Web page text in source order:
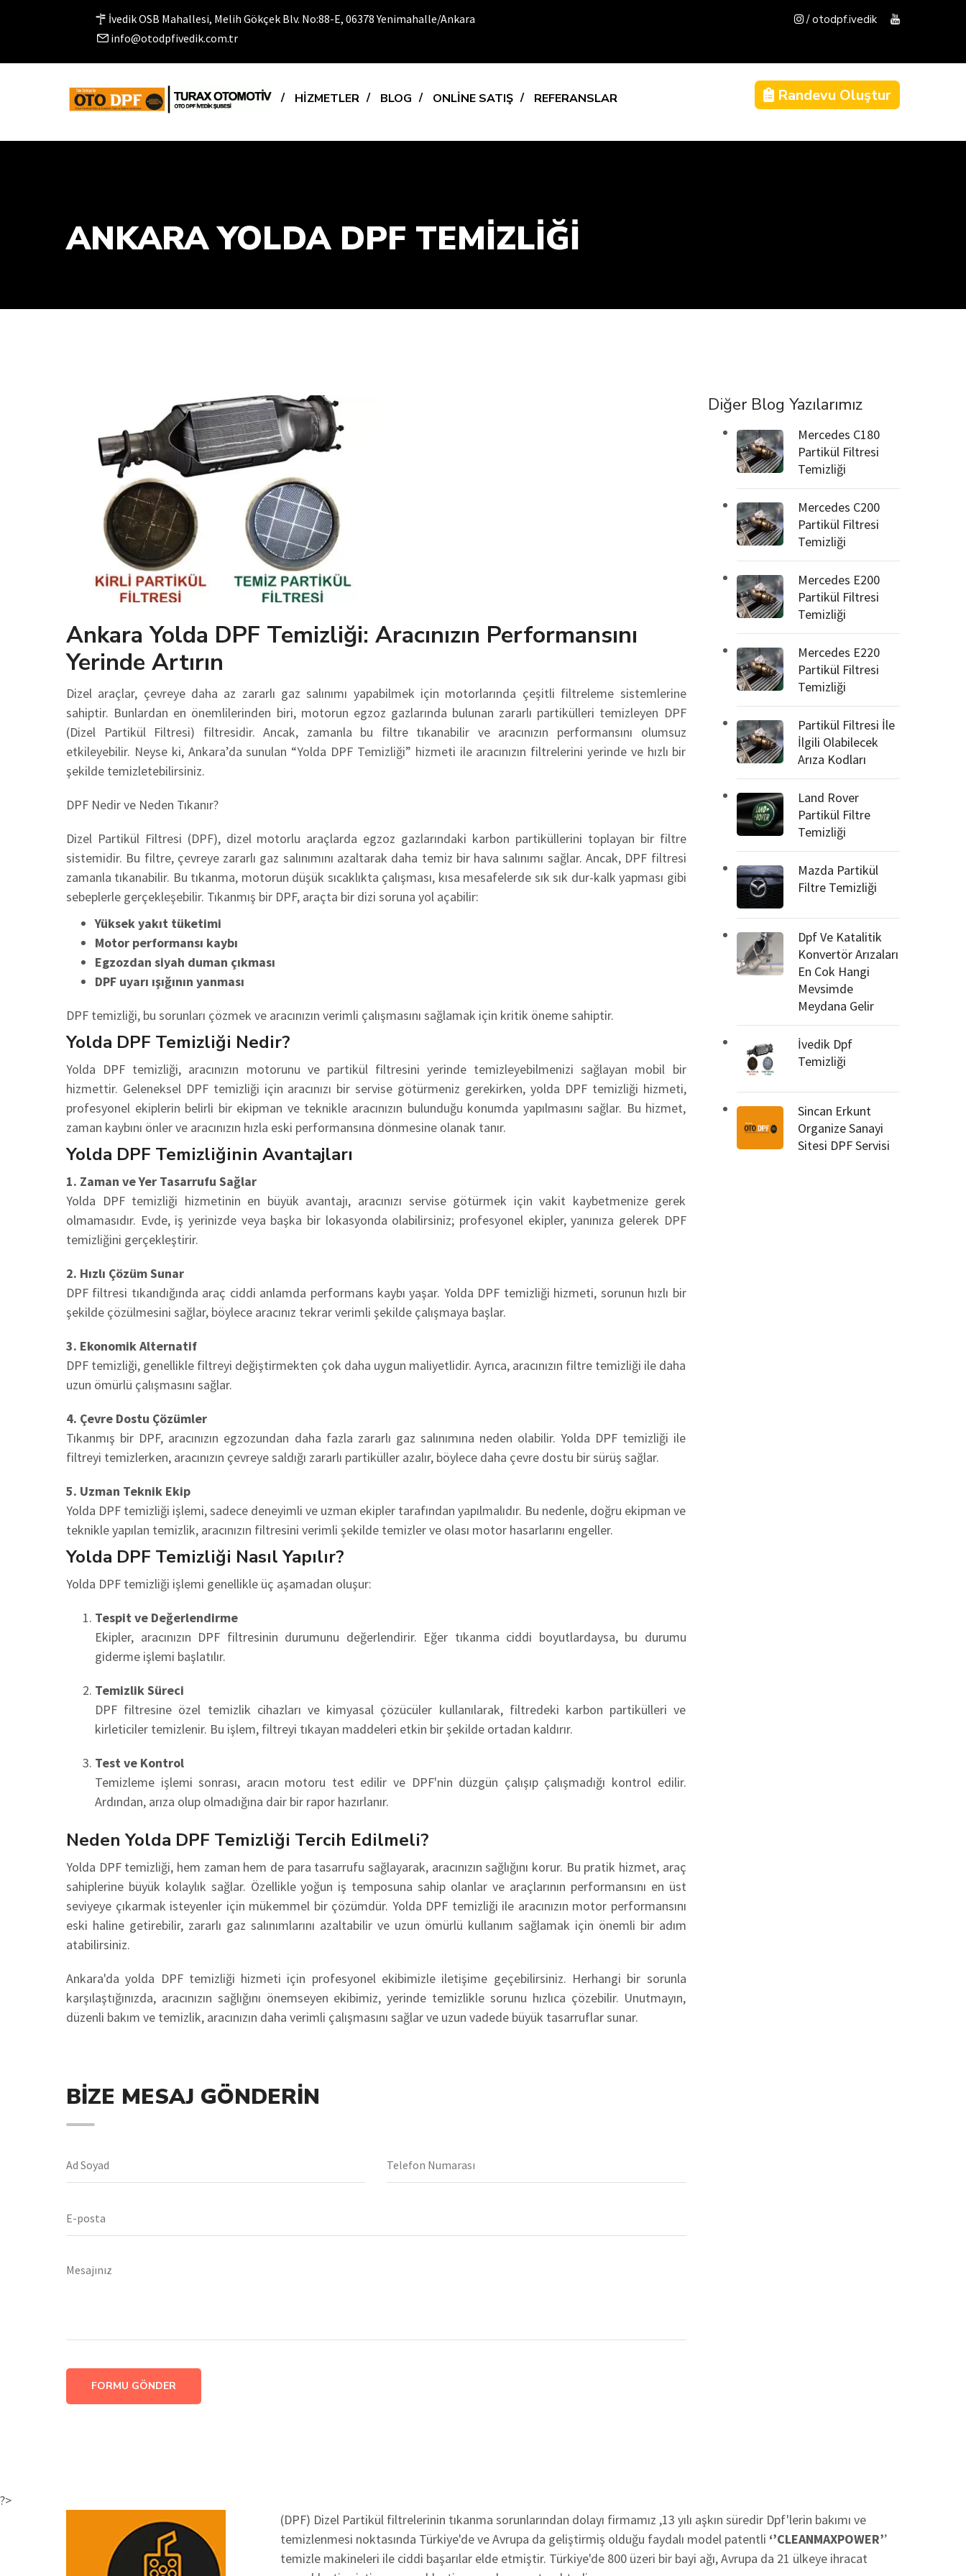
İvedik OSB Mahallesi, Melih Gökçek Blv. No:88-E, 06378 Yenimahalle/Ankara
info@otodpfivedik.com.tr
/ otodpf.ivedik
HAKKIMIZDA HİZMETLER BLOG ONLİNE SATIŞ REFERANSLAR Randevu Oluştur
ANKARA YOLDA DPF TEMIZLIĞI
Ankara Yolda DPF Temizliği: Aracınızın Performansını
Yerinde Artırın
Dizel araçlar, çevreye daha az zararlı gaz salınımı yapabilmek için motorlarında çeşitli filtreleme sistemlerine
sahiptir. Bunlardan en önemlilerinden biri, motorun egzoz gazlarında bulunan zararlı partikülleri temizleyen DPF
(Dizel Partikül Filtresi) filtresidir. Ancak, zamanla bu filtre tıkanabilir ve aracınızın performansını olumsuz
etkileyebilir. Neyse ki, Ankara’da sunulan “Yolda DPF Temizliği” hizmeti ile aracınızın filtrelerini yerinde ve hızlı bir
şekilde temizletebilirsiniz.
DPF Nedir ve Neden Tıkanır?
Dizel Partikül Filtresi (DPF), dizel motorlu araçlarda egzoz gazlarındaki karbon partiküllerini toplayan bir filtre
sistemidir. Bu filtre, çevreye zararlı gaz salınımını azaltarak daha temiz bir hava salınımı sağlar. Ancak, DPF filtresi
zamanla tıkanabilir. Bu tıkanma, motorun düşük sıcaklıkta çalışması, kısa mesafelerde sık sık dur-kalk yapması gibi
sebeplerle gerçekleşebilir. Tıkanmış bir DPF, araçta bir dizi soruna yol açabilir:
Yüksek yakıt tüketimi
Motor performansı kaybı
Egzozdan siyah duman çıkması
DPF uyarı ışığının yanması
DPF temizliği, bu sorunları çözmek ve aracınızın verimli çalışmasını sağlamak için kritik öneme sahiptir.
Yolda DPF Temizliği Nedir?
Yolda DPF temizliği, aracınızın motorunu ve partikül filtresini yerinde temizleyebilmenizi sağlayan mobil bir
hizmettir. Geleneksel DPF temizliği için aracınızı bir servise götürmeniz gerekirken, yolda DPF temizliği hizmeti,
profesyonel ekiplerin belirli bir ekipman ve teknikle aracınızın bulunduğu konumda yapılmasını sağlar. Bu hizmet,
zaman kaybını önler ve aracınızın hızla eski performansına dönmesine olanak tanır.
Yolda DPF Temizliğinin Avantajları
1. Zaman ve Yer Tasarrufu Sağlar
Yolda DPF temizliği hizmetinin en büyük avantajı, aracınızı servise götürmek için vakit kaybetmenize gerek
olmamasıdır. Evde, iş yerinizde veya başka bir lokasyonda olabilirsiniz; profesyonel ekipler, yanınıza gelerek DPF
temizliğini gerçekleştirir.
2. Hızlı Çözüm Sunar
DPF filtresi tıkandığında araç ciddi anlamda performans kaybı yaşar. Yolda DPF temizliği hizmeti, sorunun hızlı bir
şekilde çözülmesini sağlar, böylece aracınız tekrar verimli şekilde çalışmaya başlar.
3. Ekonomik Alternatif
DPF temizliği, genellikle filtreyi değiştirmekten çok daha uygun maliyetlidir. Ayrıca, aracınızın filtre temizliği ile daha
uzun ömürlü çalışmasını sağlar.
4. Çevre Dostu Çözümler
Tıkanmış bir DPF, aracınızın egzozundan daha fazla zararlı gaz salınımına neden olabilir. Yolda DPF temizliği ile
filtreyi temizlerken, aracınızın çevreye saldığı zararlı partiküller azalır, böylece daha çevre dostu bir sürüş sağlar.
5. Uzman Teknik Ekip
Yolda DPF temizliği işlemi, sadece deneyimli ve uzman ekipler tarafından yapılmalıdır. Bu nedenle, doğru ekipman ve
teknikle yapılan temizlik, aracınızın filtresini verimli şekilde temizler ve olası motor hasarlarını engeller.
Yolda DPF Temizliği Nasıl Yapılır?
Yolda DPF temizliği işlemi genellikle üç aşamadan oluşur:
Tespit ve Değerlendirme
Ekipler, aracınızın DPF filtresinin durumunu değerlendirir. Eğer tıkanma ciddi boyutlardaysa, bu durumu
giderme işlemi başlatılır.
Temizlik Süreci
DPF filtresine özel temizlik cihazları ve kimyasal çözücüler kullanılarak, filtredeki karbon partikülleri ve
kirleticiler temizlenir. Bu işlem, filtreyi tıkayan maddeleri etkin bir şekilde ortadan kaldırır.
Test ve Kontrol
Temizleme işlemi sonrası, aracın motoru test edilir ve DPF'nin düzgün çalışıp çalışmadığı kontrol edilir.
Ardından, arıza olup olmadığına dair bir rapor hazırlanır.
Neden Yolda DPF Temizliği Tercih Edilmeli?
Yolda DPF temizliği, hem zaman hem de para tasarrufu sağlayarak, aracınızın sağlığını korur. Bu pratik hizmet, araç
sahiplerine büyük kolaylık sağlar. Özellikle yoğun iş temposuna sahip olanlar ve araçlarının performansını en üst
seviyeye çıkarmak isteyenler için mükemmel bir çözümdür. Yolda DPF temizliği ile aracınızın motor performansını
eski haline getirebilir, zararlı gaz salınımlarını azaltabilir ve uzun ömürlü kullanım sağlamak için önemli bir adım
atabilirsiniz.
Ankara'da yolda DPF temizliği hizmeti için profesyonel ekibimizle iletişime geçebilirsiniz. Herhangi bir sorunla
karşılaştığınızda, aracınızın sağlığını önemseyen ekibimiz, yerinde temizlikle sorunu hızlıca çözebilir. Unutmayın,
düzenli bakım ve temizlik, aracınızın daha verimli çalışmasını sağlar ve uzun vadede büyük tasarruflar sunar.
BIZE MESAJ GÖNDERIN
FORMU GÖNDER
Diğer Blog Yazılarımız
Mercedes C180
Partikül Filtresi
Temizliği
Mercedes C200
Partikül Filtresi
Temizliği
Mercedes E200
Partikül Filtresi
Temizliği
Mercedes E220
Partikül Filtresi
Temizliği
Partikül Filtresi İle
İlgili Olabilecek
Arıza Kodları
Land Rover
Partikül Filtre
Temizliği
Mazda Partikül
Filtre Temizliği
Dpf Ve Katalitik
Konvertör Arızaları
En Cok Hangi
Mevsimde
Meydana Gelir
İvedik Dpf
Temizliği
Sincan Erkunt
Organize Sanayi
Sitesi DPF Servisi
?>
(DPF) Dizel Partikül filtrelerinin tıkanma sorunlarından dolayı firmamız ,13 yılı aşkın süredir Dpf'lerin bakımı ve
temizlenmesi noktasında Türkiye'de ve Avrupa da geliştirmiş olduğu faydalı model patentli ‘’CLEANMAXPOWER’’
temizle makineleri ile ciddi başarılar elde etmiştir. Türkiye'de 800 üzeri bir bayi ağı, Avrupa da 21 ülkeye ihracat